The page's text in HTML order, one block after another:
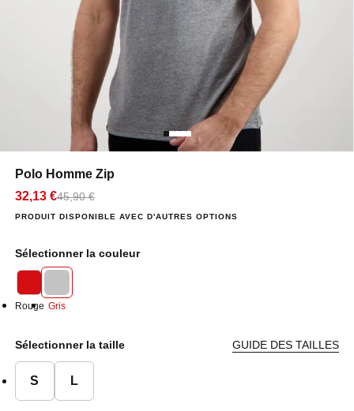
Polo Homme Zip
32,13 €45,90 €
PRODUIT DISPONIBLE AVEC D'AUTRES OPTIONS
Sélectionner la couleur
Rouge Gris
Sélectionner la taille GUIDE DES TAILLES
S L